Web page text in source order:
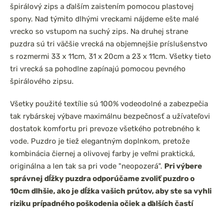
špirálový zips a ďalším zaistením pomocou plastovej
spony. Nad týmito dlhými vreckami nájdeme ešte malé
vrecko so vstupom na suchý zips. Na druhej strane
puzdra sú tri väčšie vrecká na objemnejšie príslušenstvo
s rozmermi 33 x 11cm, 31 x 20cm a 23 x 11cm. Všetky tieto
tri vrecká sa pohodlne zapínajú pomocou pevného
špirálového zipsu.
Všetky použité textílie sú 100% vodeodolné a zabezpečia
tak rybárskej výbave maximálnu bezpečnosť a užívateľovi
dostatok komfortu pri prevoze všetkého potrebného k
vode. Puzdro je tiež elegantným doplnkom, pretože
kombinácia čiernej a olivovej farby je veľmi praktická,
originálna a len tak sa pri vode "neopozerá". Pri výbere
správnej dĺžky puzdra odporúčame zvoliť puzdro o
10cm dlhšie, ako je dĺžka vašich prútov, aby ste sa vyhli
riziku prípadného poškodenia očiek a ďalších častí